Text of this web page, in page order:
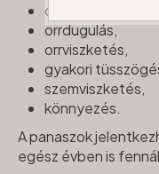
orrfolyás,
orrdugulás,
orrviszketés,
gyakori
szemviszketés,
könnyezés.
A panaszok
egész évben is